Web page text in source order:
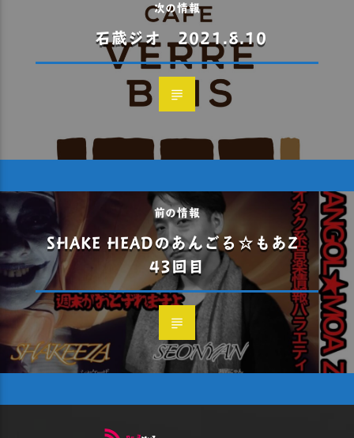
次の情報
石蔵ジオ 2021.8.10
前の情報
SHAKE HEADのあんごる☆もあZ
43回目